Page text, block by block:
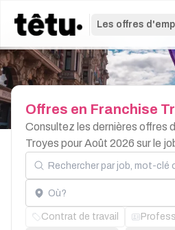
Les offres
Offres en Franchise
Consultez les dernières offres
Troyes pour Août 2026 sur le
Rechercher par job, mot-clé ou
Localisation
Contrat de travail